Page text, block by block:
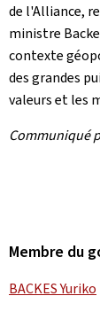
de l'Alliance,
ministre
contexte
des grandes
valeurs et les
Communiqué
Membre du
BACKES Yuriko